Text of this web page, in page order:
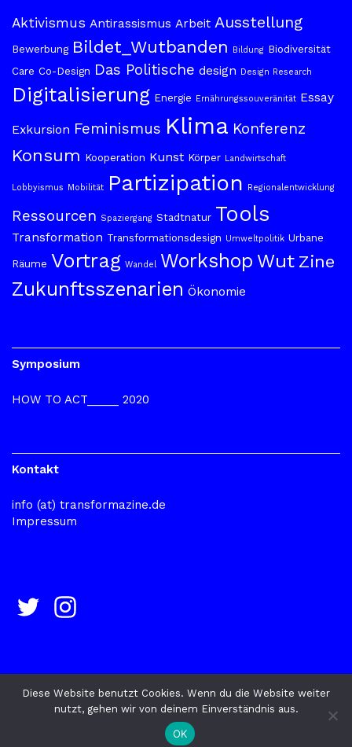
Aktivismus Antirassismus Arbeit Ausstellung
Bewerbung Bildet_Wutbanden Bildung Biodiversität
Care Co-Design Das Politische design Design Research
Digitalisierung Energie Ernährungssouveränität Essay
Exkursion Feminismus Klima Konferenz
Konsum Kooperation Kunst Körper Landwirtschaft
Lobbyismus Mobilität Partizipation Regionalentwicklung
Ressourcen Spaziergang Stadtnatur Tools
Transformation Transformationsdesign Umweltpolitik Urbane
Räume Vortrag Wandel Workshop Wut Zine
Zukunftsszenarien Ökonomie
Symposium
HOW TO ACT_____ 2020
Kontakt
info (at) transformazine.de
Impressum
TRANSFORMAZINE Datenschutz
Diese Website benutzt Cookies. Wenn du die Website weiter
nutzt, gehen wir von deinem Einverständnis aus.
OK